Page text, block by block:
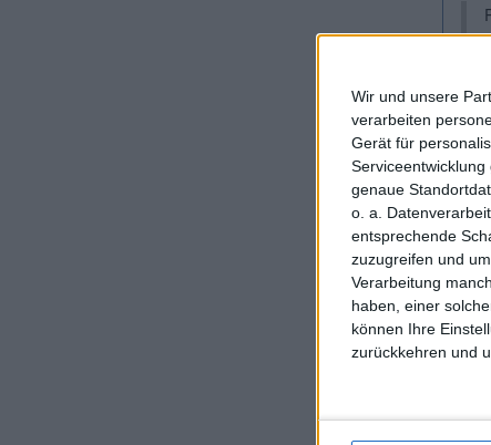
Wir und unsere
verarbeiten
Gerät für
Serviceentwicklung
genaue
o. a.
entsprechende
zuzugreifen und
Verarbeitung
haben, einer
können Ihre
zurückkehren und